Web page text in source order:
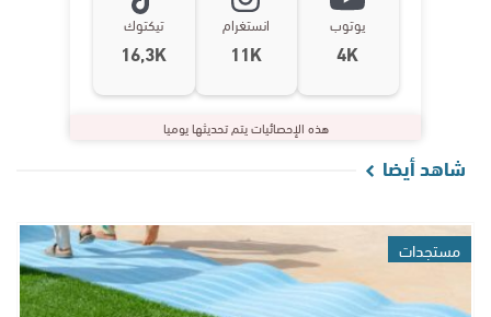
يوتوب
4K
انستغرام
11K
تيكتوك
16,3K
هذه الإحصائيات يتم تحديثها يوميا
شاهد أيضا
مستجدات